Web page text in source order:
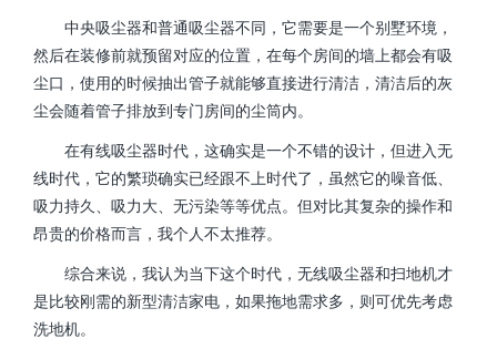
中央吸尘器和普通吸尘器不同，它需要是一个别墅环境，
然后在装修前就预留对应的位置，在每个房间的墙上都会有吸
尘口，使用的时候抽出管子就能够直接进行清洁，清洁后的灰
尘会随着管子排放到专门房间的尘筒内。
在有线吸尘器时代，这确实是一个不错的设计，但进入无
线时代，它的繁琐确实已经跟不上时代了，虽然它的噪音低、
吸力持久、吸力大、无污染等等优点。但对比其复杂的操作和
昂贵的价格而言，我个人不太推荐。
综合来说，我认为当下这个时代，无线吸尘器和扫地机才
是比较刚需的新型清洁家电，如果拖地需求多，则可优先考虑
洗地机。